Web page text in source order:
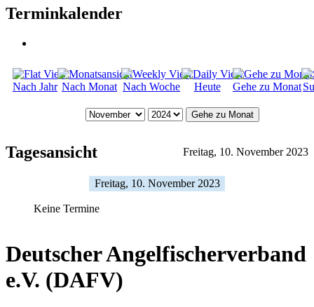
Terminkalender
Nach Jahr Nach Monat Nach Woche Heute Gehe zu Monat
Gehe zu Monat
Tagesansicht Freitag, 10. November 2023
Freitag, 10. November 2023
Keine Termine
Deutscher Angelfischerverband
e.V. (DAFV)